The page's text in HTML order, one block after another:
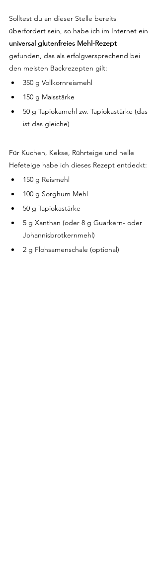
Solltest du an dieser Stelle bereits
überfordert sein, so habe ich im Internet ein
universal glutenfreies Mehl-Rezept
gefunden, das als erfolgversprechend bei
den meisten Backrezepten gilt:
350 g Vollkornreismehl
150 g Maisstärke
50 g Tapiokamehl zw. Tapiokastärke (das
ist das gleiche)
Für Kuchen, Kekse, Rührteige und helle
Hefeteige habe ich dieses Rezept entdeckt:
150 g Reismehl
100 g Sorghum Mehl
50 g Tapiokastärke
5 g Xanthan (oder 8 g Guarkern- oder
Johannisbrotkernmehl)
2 g Flohsamenschale (optional)